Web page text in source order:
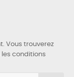
Vous trouverez
conditions